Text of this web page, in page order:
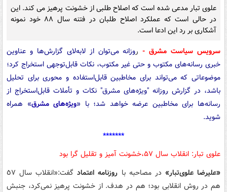
علوی تبار مدعی شده است که اصلاح طلبی از خشونت پرهیز می کند. این
در حالی است که عملکرد اصلاح طلبان در فتنه سال ۸۸ خود نمونه
آشکاری بر رد این ادعا است.
سرویس سیاست مشرق - روزانه می‌توان از لابه‌لای گزارش‌ها و عناوین
خبری رسانه‌های مکتوب و حتی غیر مکتوب، نکات قابل‌توجهی استخراج کرد؛
موضوعاتی که می‌تواند برای مخاطبین قابل‌استفاده و محوری برای تحلیل
باشد، در گزارش روزانه "ویژه‌های مشرق" نکات و تأملات قابل‌استخراج از
رسانه‌ها برای مخاطبین عرضه خواهد شد؛ با «ویژه‌های مشرق» همراه
شوید.
*******
علوی تبار: انقلاب سال ۵۷،خشونت آمیز و تقلیل گرا بود
«علیرضا علوی‌تبار» در مصاحبه با روزنامه اعتماد
گفت:«انقلاب سال ٥٧
هم در روش انقلابی بود؛ هم در هدف. از خشونت پرهیز نمی‌کرد، جنبش